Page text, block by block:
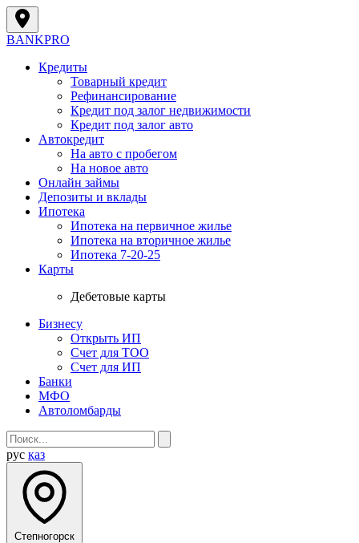
BANKPRO
Кредиты
Товарный кредит
Рефинансирование
Кредит под залог недвижимости
Кредит под залог авто
Автокредит
На авто с пробегом
На новое авто
Онлайн займы
Депозиты и вклады
Ипотека
Ипотека на первичное жилье
Ипотека на вторичное жилье
Ипотека 7-20-25
Карты
Дебетовые карты
Бизнесу
Открыть ИП
Cчет для ТОО
Счет для ИП
Банки
МФО
Автоломбарды
рус қаз
Степногорск